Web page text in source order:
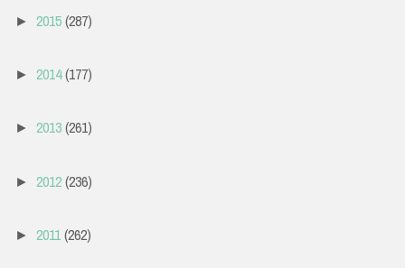
► 2015(287)
► 2014(177)
► 2013(261)
► 2012(236)
► 2011(262)